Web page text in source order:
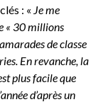
: « Je me
« 30 millions
de classe
En revanche, la
plus facile que
d’après un